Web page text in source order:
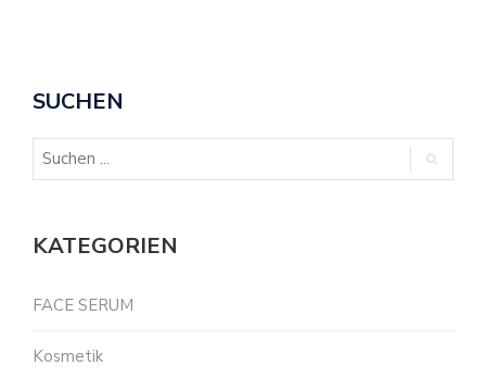
SUCHEN
KATEGORIEN
FACE SERUM
Kosmetik